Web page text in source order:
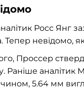
Росс Янг
Тепер невідомо,
Проссер
Раніше аналітик
5.64 мм